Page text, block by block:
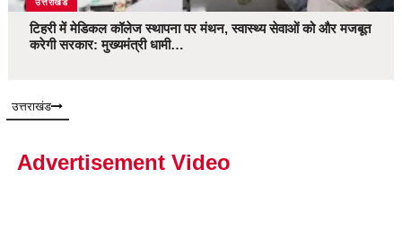
टिहरी में मेडिकल कॉलेज स्थापना पर मंथन, स्वास्थ्य सेवाओं को और मजबूत
करेगी सरकार: मुख्यमंत्री धामी…
उत्तराखंड
Advertisement Video